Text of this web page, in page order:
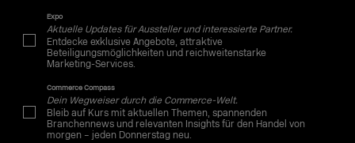
Expo
Aktuelle Updates für Aussteller und interessierte Partner.
Entdecke exklusive Angebote, attraktive
Beteiligungsmöglichkeiten und reichweitenstarke
Marketing-Services.
Commerce Compass
Dein Wegweiser durch die Commerce-Welt.
Bleib auf Kurs mit aktuellen Themen, spannenden
Branchennews und relevanten Insights für den Handel von
morgen – jeden Donnerstag neu.